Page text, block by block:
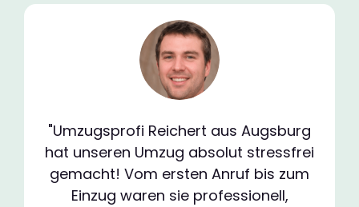
"Umzugsprofi Reichert aus Augsburg
hat unseren Umzug absolut stressfrei
gemacht! Vom ersten Anruf bis zum
Einzug waren sie professionell,